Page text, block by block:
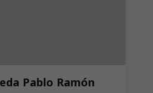
Pablo Ramón